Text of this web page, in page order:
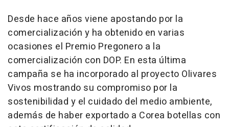
Desde hace años viene apostando por la
comercialización y ha obtenido en varias
ocasiones el Premio Pregonero a la
comercialización con DOP. En esta última
campaña se ha incorporado al proyecto Olivares
Vivos mostrando su compromiso por la
sostenibilidad y el cuidado del medio ambiente,
además de haber exportado a Corea botellas con